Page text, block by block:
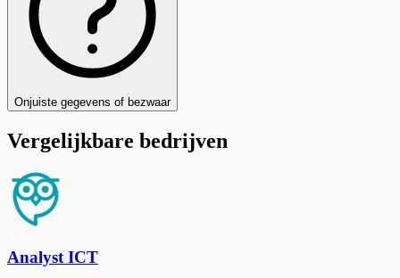
Onjuiste gegevens of bezwaar
Vergelijkbare bedrijven
Analyst ICT